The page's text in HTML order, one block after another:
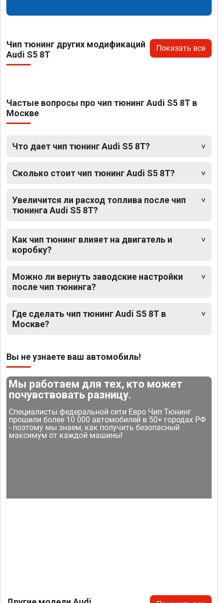
Чип тюнинг других модификаций
Audi S5 8T
Показать все
Частые вопросы про чип тюнинг Audi S5 8T в
Москве
Что дает чип тюнинг Audi S5 8T?
Сколько стоит чип тюнинг Audi S5 8T?
Увеличится ли расход топлива после чип
тюнинга Audi S5 8T?
Как чип тюнинг влияет на двигатель и
коробку?
Можно ли вернуть заводские настройки
после чип тюнинга?
Где сделать чип тюнинг Audi S5 8T в
Москве?
Вы не узнаете ваш автомобиль!
Мы работаем для тех, кто может
почувствовать разницу.
Специалисты федеральной сети Евро Чип Тюнинг
прошили более 10 000 автомобилей в 50+ городах РФ
- поэтому мы знаем, как получить безопасный
максимум от каждой машины!